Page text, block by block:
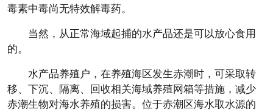
毒素中毒尚无特效解毒药。
当然，从正常海域起捕的水产品还是可以放心食用
的。
水产品养殖户，在养殖海区发生赤潮时，可采取转
移、下沉、隔离、回收相关海域养殖网箱等措施，减少
赤潮生物对海水养殖的损害。位于赤潮区海水取水源的